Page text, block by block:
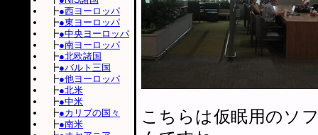
こちらは仮眠用のソ
┣●西ヨーロッパ
┣●東ヨーロッパ
┣●中央ヨーロッパ
┣●南ヨーロッパ
┣●北欧諸国
┣●バルト三国
┣●他ヨーロッパ
┣●北米
┣●中米
┣●カリブの国々
┣●南米